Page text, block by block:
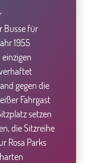
Busse für
1955
gegen die
Fahrgast
setzen
die Sitzreihe
Rosa Parks